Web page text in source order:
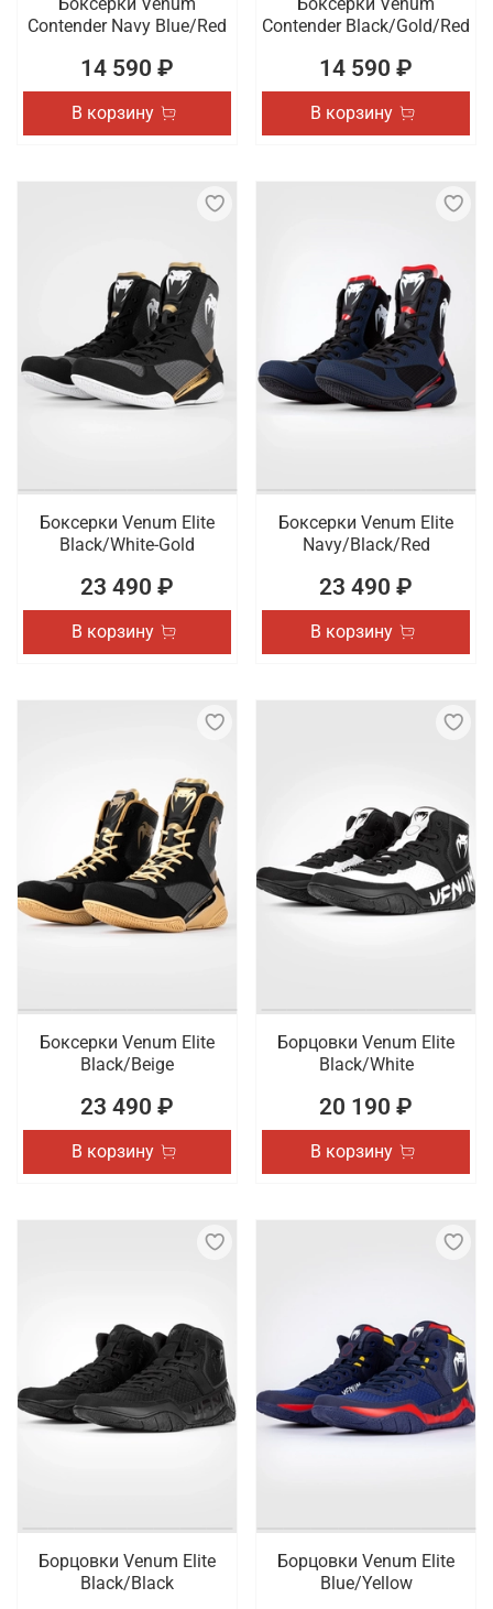
Contender Navy Blue/Red
14 590 ₽
В корзину
Contender Black/Gold/Red
14 590 ₽
В корзину
Боксерки Venum Elite
Black/White-Gold
23 490 ₽
В корзину
Боксерки Venum Elite
Navy/Black/Red
23 490 ₽
В корзину
Боксерки Venum Elite
Black/Beige
23 490 ₽
В корзину
Борцовки Venum Elite
Black/White
20 190 ₽
В корзину
Борцовки Venum Elite
Black/Black
Борцовки Venum Elite
Blue/Yellow